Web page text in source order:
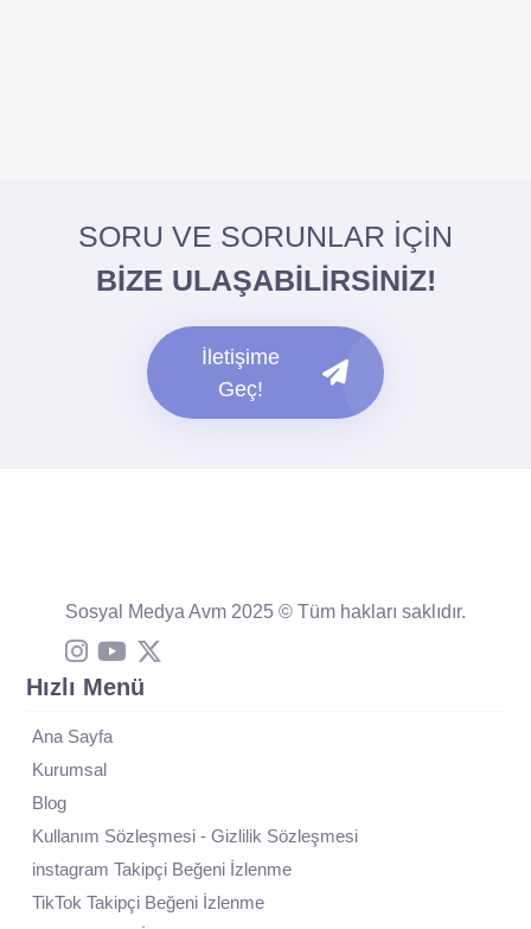
SORU VE SORUNLAR İÇİN
BİZE ULAŞABİLİRSİNİZ!
İletişime
Geç!
Sosyal Medya Avm 2025 © Tüm hakları saklıdır.
Hızlı Menü
Ana Sayfa
Kurumsal
Blog
Kullanım Sözleşmesi - Gizlilik Sözleşmesi
instagram Takipçi Beğeni İzlenme
TikTok Takipçi Beğeni İzlenme